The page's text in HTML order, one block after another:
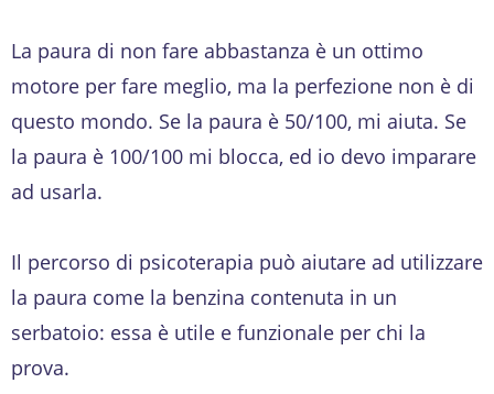
La paura di non fare abbastanza è un ottimo
motore per fare meglio, ma la perfezione non è di
questo mondo. Se la paura è 50/100, mi aiuta. Se
la paura è 100/100 mi blocca, ed io devo imparare
ad usarla.
Il percorso di psicoterapia può aiutare ad utilizzare
la paura come la benzina contenuta in un
serbatoio: essa è utile e funzionale per chi la
prova.